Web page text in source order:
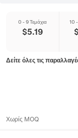
0 - 9 Τεμάχια
$5.19
10
$
Δείτε όλες τις
Χωρίς MOQ